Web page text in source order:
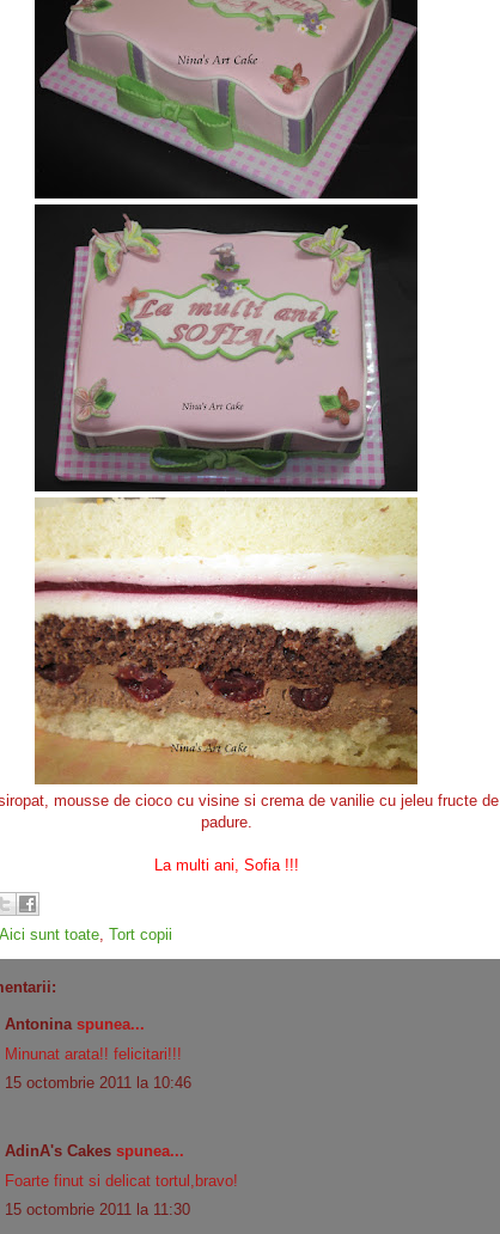
mousse de cioco cu visine si crema de vanilie cu jeleu fructe de
padure.
La multi ani, Sofia !!!
Aici sunt toate, Tort copii
Antoninaspunea...
Minunat arata!! felicitari!!!
15 octombrie 2011 la 10:46
AdinA's Cakes spunea...
Foarte finut si delicat tortul,bravo!
15 octombrie 2011 la 11:30